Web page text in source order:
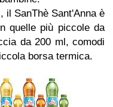
il SanThè Sant'Anna è
quelle più piccole da
da 200 ml, comodi
borsa termica.